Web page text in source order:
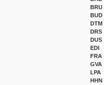
BRU
BUD
DTM
DRS
DUS
EDI
FRA
GVA
LPA
HHN